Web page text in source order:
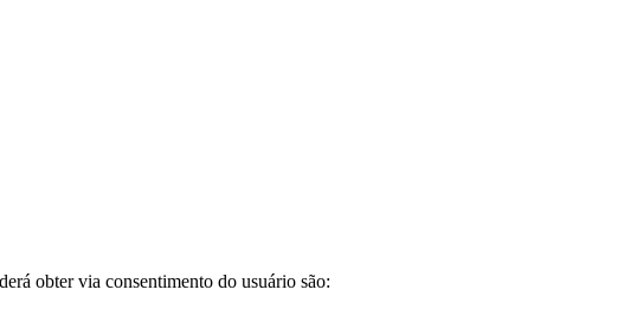
obter via consentimento do usuário são: